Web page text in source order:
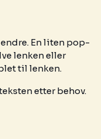
En liten pop-
lenken eller
til lenken.
etter behov.